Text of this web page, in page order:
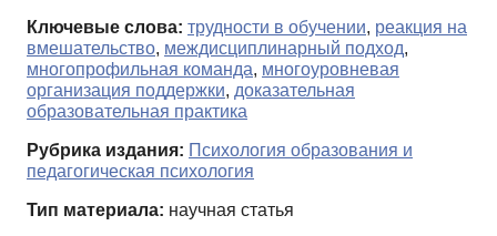
Ключевые слова: трудности в обучении, реакция на
вмешательство, междисциплинарный подход,
многопрофильная команда, многоуровневая
организация поддержки, доказательная
образовательная практика
Рубрика издания: Психология образования и
педагогическая психология
Тип материала: научная статья